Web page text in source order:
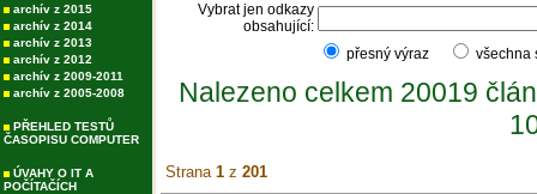
archív z 2015
archív z 2014
archív z 2013
archív z 2012
archív z 2009-2011
archív z 2005-2008
PŘEHLED TESTŮ
ČASOPISU COMPUTER
ÚVAHY O IT A
POČÍTAČÍCH
Vybrat jen odkazy
obsahující:
přesný výraz
Nalezeno celkem 20019
Strana 1 z 201